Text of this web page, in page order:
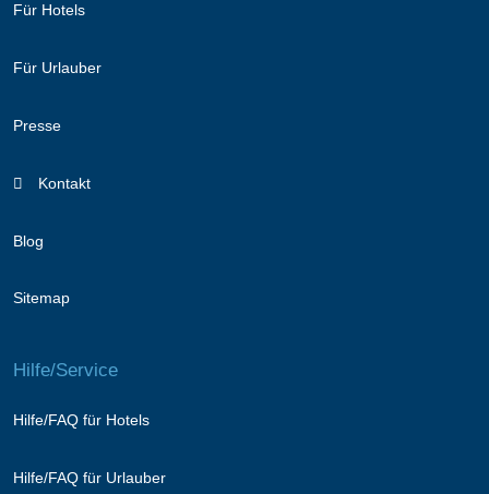
Für Hotels
Für Urlauber
Presse
Kontakt
Blog
Sitemap
Hilfe/Service
Hilfe/FAQ für Hotels
Hilfe/FAQ für Urlauber